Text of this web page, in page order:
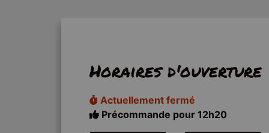
Horaires d'ouverture
Actuellement fermé
Précommande pour 12h20